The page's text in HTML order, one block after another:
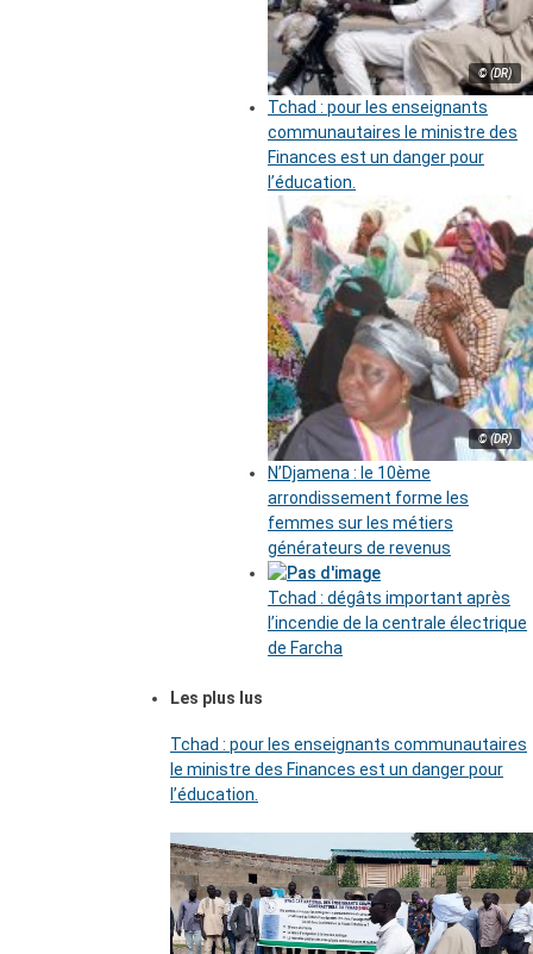
© (DR)
Tchad : pour les enseignants
communautaires le ministre des
Finances est un danger pour
l’éducation.
© (DR)
N’Djamena : le 10ème
arrondissement forme les
femmes sur les métiers
générateurs de revenus
Tchad : dégâts important après
l’incendie de la centrale électrique
de Farcha
Les plus lus
Tchad : pour les enseignants communautaires
le ministre des Finances est un danger pour
l’éducation.